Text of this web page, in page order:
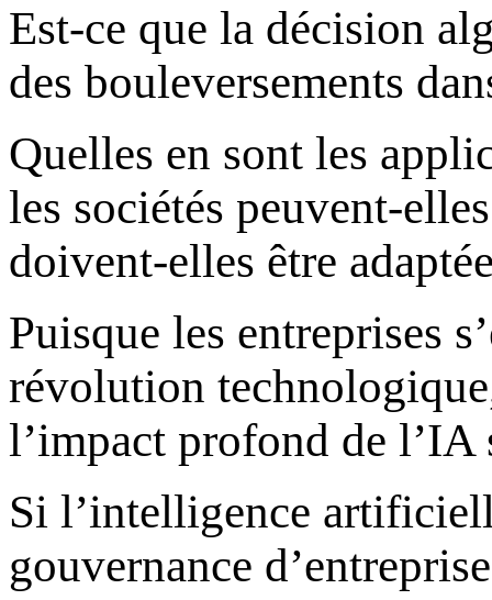
Est-ce que la décision
des bouleversements
Quelles en sont les
les sociétés peuvent-
doivent-elles être
Puisque les entreprises
révolution
l’impact profond de l’IA
Si l’intelligence
gouvernance